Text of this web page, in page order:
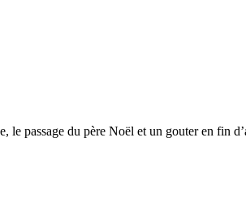
le passage du père Noël et un gouter en fin